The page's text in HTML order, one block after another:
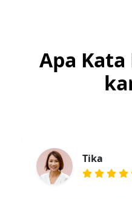
Apa
Tika